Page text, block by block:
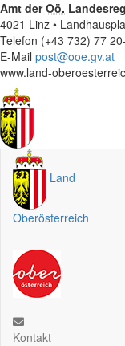
Amt derOö.
4021 Linz •
Telefon (+43 732) 77
E-Mail post@ooe.gv.at
www.land-
Land
Oberösterreich
Kontakt